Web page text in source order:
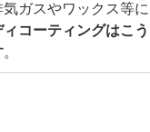
ガスやワックス等に
ィコーティングはこう
。